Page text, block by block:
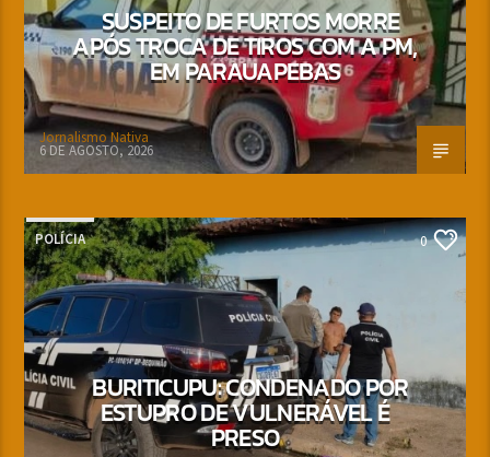
SUSPEITO DE FURTOS MORRE
APÓS TROCA DE TIROS COM A PM,
EM PARAUAPEBAS
Jornalismo Nativa
6 DE AGOSTO, 2026
POLÍCIA 0
BURITICUPU: CONDENADO POR
ESTUPRO DE VULNERÁVEL É
PRESO